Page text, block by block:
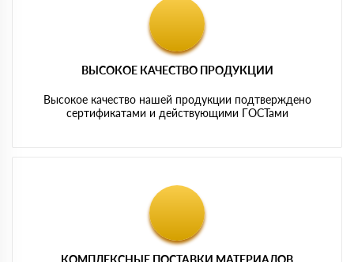
ВЫСОКОЕ КАЧЕСТВО ПРОДУКЦИИ
Высокое качество нашей продукции подтверждено
сертификатами и действующими ГОСТами
КОМПЛЕКСНЫЕ ПОСТАВКИ МАТЕРИАЛОВ